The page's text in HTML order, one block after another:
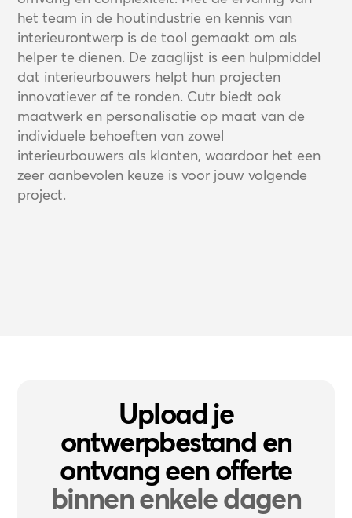
het team in de houtindustrie en kennis van
interieurontwerp is de tool gemaakt om als
helper te dienen. De zaaglijst is een hulpmiddel
dat interieurbouwers helpt hun projecten
innovatiever af te ronden. Cutr biedt ook
maatwerk en personalisatie op maat van de
individuele behoeften van zowel
interieurbouwers als klanten, waardoor het een
zeer aanbevolen keuze is voor jouw volgende
project.
Upload je
ontwerpbestand en
ontvang een offerte
binnen enkele dagen